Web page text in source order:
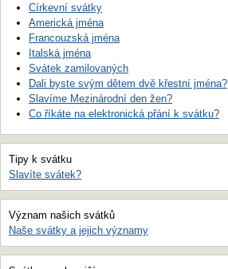
Církevní svátky
Americká jména
Francouzská jména
Italská jména
Svátek zamilovaných
Dali byste svým dětem dvě křestní jména?
Slavíme Mezinárodní den žen?
Co říkáte na elektronická přání k svátku?
Tipy k svátku
Slavíte svátek?
Význam našich svátků
Naše svátky a jejich významy